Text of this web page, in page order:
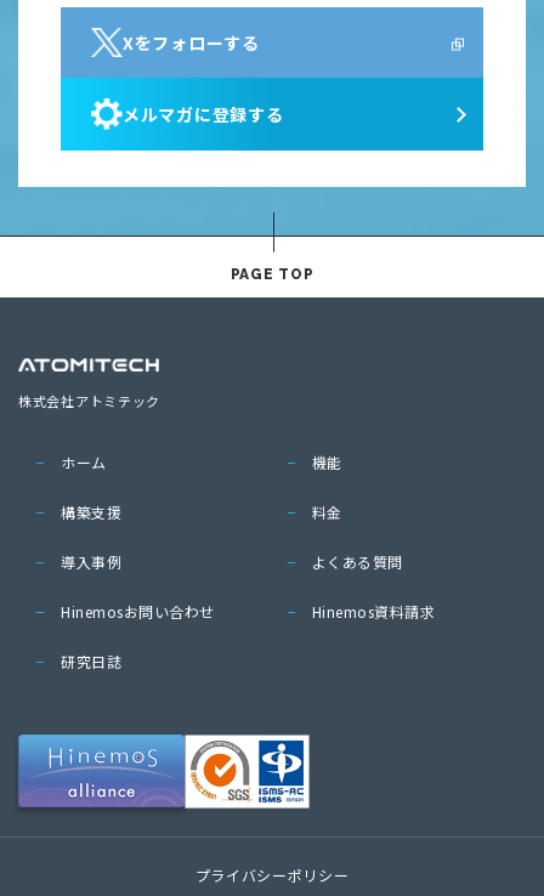
Xをフォローする
メルマガに登録する
PAGE TOP
株式会社アトミテック
ホーム 機能
構築支援 料金
導入事例 よくある質問
Hinemosお問い合わせ Hinemos資料請求
研究日誌
プライバシーポリシー